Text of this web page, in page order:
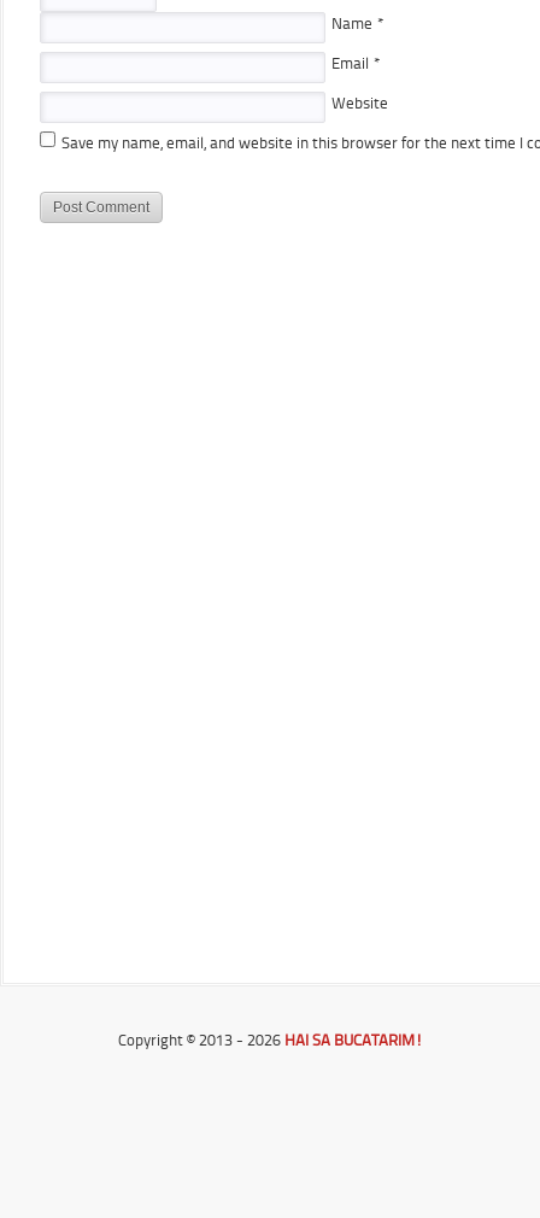
Name *
Email *
Website
Save my name, email, and website in this browser for the next time I
Copyright © 2013 - 2026 HAI SA BUCATARIM!